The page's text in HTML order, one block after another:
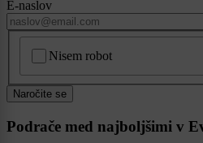
E-naslov
Nisem robot
Naročite se
Podrače med najboljšimi v